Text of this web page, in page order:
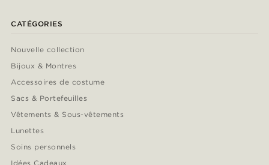
CATÉGORIES
Nouvelle collection
Bijoux & Montres
Accessoires de costume
Sacs & Portefeuilles
Vêtements & Sous-vêtements
Lunettes
Soins personnels
Idées Cadeaux